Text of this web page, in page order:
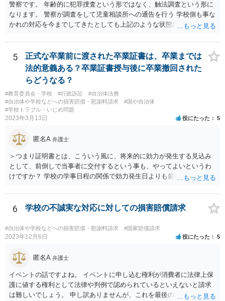
警察です。 年齢的に犯罪捜査という形ではなく、触法調査という形に
なります。 警察が調査をして児童相談所への通告を行う 学校側も事な
かれの対応を今までしてきたとしても上記のような状態になれば一定
る生徒が複数名ということであれば、 警察側も動くのではないかと思
われます。
5
正式な卒業前に渡された卒業証書は、卒業までは
法的意義ある？卒業証書授与後に卒業撤回された
らどうなる？
#教育委員会・学校 #行政訴訟
#自治体法務
#自治体や学校などへの損害賠償・慰謝料請求
#国や自治体
#学校トラブル・いじめ問題
2023年3月13日 役にたった 5
匿名A 弁護士
＞つまり証明書とは、こういう風に、将来的に効力が発生する見込み
として、前倒しで当事者に交付するという事も、やってよいというわ
けですか？ 学校の学事日程の関係で効力発生日よりも前に交付したか
でしょう。 両者をそろえるに越したことはないですが、卒業式の日程
自体は各学校によって慣例として定められることが多いですし、学籍
題はないでしょう。 ＞万一、効力発生日より前に、その効力が無効と
なる出来事が起こったとしたら、その証明書は効力を発生する事な
自然でしょう。 ただし、卒業証書自体は、通常記載されている内容
点では、そのこと自体は過去の事実として間違いないので、卒業証書
自体の無効かどうかという法的な効力を議論するものではないでしょ
う。 問題は、証書そのものではなく、在学中に何らかの問題を起こし
6 学校の不誠実な対応に対しての損害賠償請求
#自治体や学校などへの損害賠償・慰謝料請求 #国家賠償請求
2023年12月6日 役にたった 5
匿名A 弁護士
イベントの話ですよね。 イベントに申し込む権利が消費者に法律上保
護に値する権利として法律や判例で認められているといえないと請求
は難しいでしょう。 申し訳ありませんが、これを最後の返信としま